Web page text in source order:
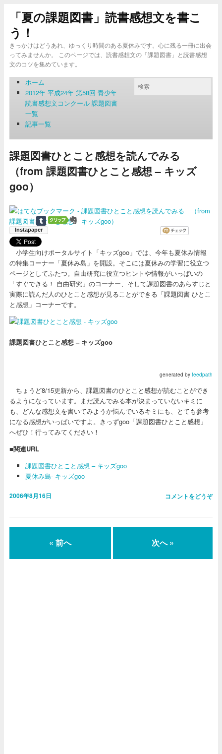
「夏の課題図書」読書感想文を書こ
う！
きっかけはどうあれ、ゆっくり時間のある夏休みです。心に残る一冊に出会
ってみませんか。 このページでは、読書感想文の「課題図書」と読書感想
文のコツを集めています。
ホーム
2012年 平成24年 第58回 青少年
読書感想文コンクール 課題図書
一覧
記事一覧
課題図書ひとこと感想を読んでみる
（from 課題図書ひとこと感想 – キッズ
goo）
小学生向けポータルサイト「キッズgoo」では、今年も夏休み情報
の特集コーナー「夏休み島」を開設。そこには夏休みの学習に役立つ
ページとしてふたつ。自由研究に役立つヒントや情報がいっぱいの
「すぐできる！ 自由研究」のコーナー、そして課題図書のあらすじと
実際に読んだ人のひとこと感想が見ることができる「課題図書 ひとこ
と感想」コーナーです。
課題図書ひとこと感想 – キッズgoo
generated byfeedpath
ちょうど8/15更新から、課題図書のひとこと感想が読むことができ
るようになっています。まだ読んでみる本が決まっていないキミに
も、どんな感想文を書いてみようか悩んでいるキミにも、とても参考
になる感想がいっぱいですよ。きっずgoo「課題図書ひとこと感想」
へぜひ！行ってみてください！
■関連URL
課題図書ひとこと感想 – キッズgoo
夏休み島- キッズgoo
2006年8月16日 コメントをどうぞ
« 前へ 次へ »